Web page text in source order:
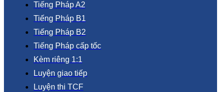
Tiếng Pháp A2
Tiếng Pháp B1
Tiếng Pháp B2
Tiếng Pháp cấp tốc
Kèm riêng 1:1
Luyện giao tiếp
Luyện thi TCF